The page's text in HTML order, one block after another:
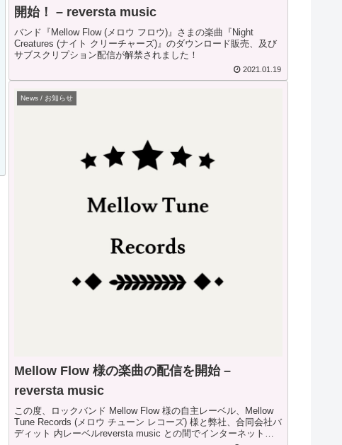
開始！ – reversta music
バンド『Mellow Flow (メロウ フロウ)』さまの楽曲『Night
Creatures (ナイト クリーチャーズ)』のダウンロード販売、及び
サブスクリプション配信が解禁されました！
2021.01.19
News / お知らせ
Mellow Flow 様の楽曲の配信を開始 –
reversta music
この度、ロックバンド Mellow Flow 様の自主レーベル、Mellow
Tune Records (メロウ チューン レコーズ) 様と弊社、合同会社バ
ディット 内レーベルreversta music との間でインターネットに